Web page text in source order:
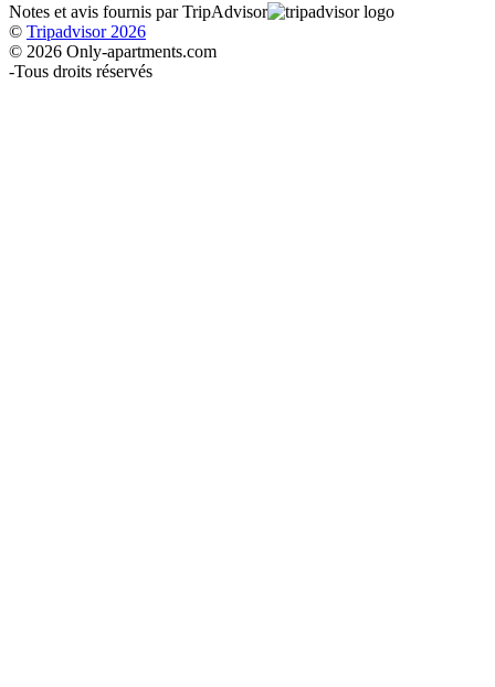
Notes et avis fournis par TripAdvisor
© Tripadvisor 2026
© 2026 Only-apartments.com
-Tous droits réservés